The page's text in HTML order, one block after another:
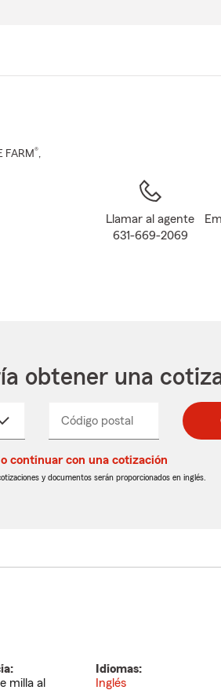
FARM®,
Llamar al agente
631-669-2069
obtener una
Código postal
postal
de
postal
de
_____
o continuar con una cotización
y documentos serán proporcionados en inglés.
milla al
Idiomas:
Inglés